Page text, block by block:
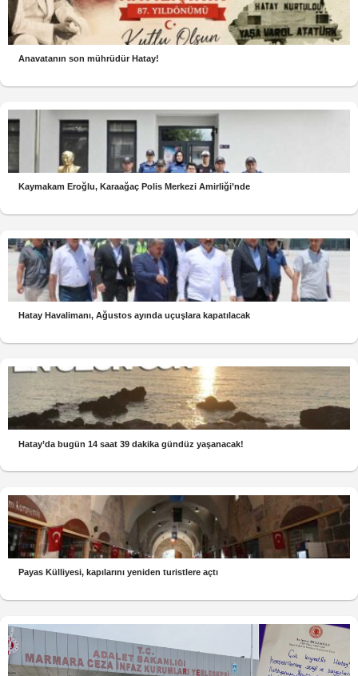
Anavatanın son mührüdür Hatay!
Kaymakam Eroğlu, Karaağaç Polis Merkezi Amirliği’nde
Hatay Havalimanı, Ağustos ayında uçuşlara kapatılacak
Hatay’da bugün 14 saat 39 dakika gündüz yaşanacak!
Payas Külliyesi, kapılarını yeniden turistlere açtı